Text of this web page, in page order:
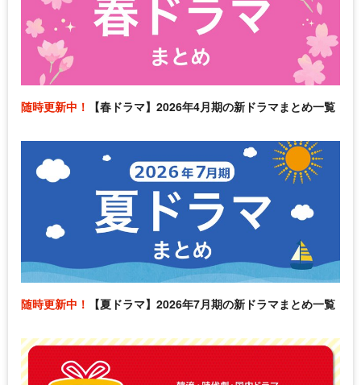
随時更新中！ 【春ドラマ】2026年4月期の新ドラマまとめ一覧
随時更新中！ 【夏ドラマ】2026年7月期の新ドラマまとめ一覧